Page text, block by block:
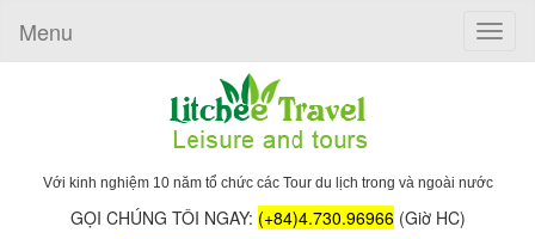
Toggle
Menu
Với kinh nghiệm 10 năm tổ chức các Tour du lịch trong và ngoài nước
GỌI CHÚNG TÔI NGAY: (+84)4.730.96966 (Giờ HC)